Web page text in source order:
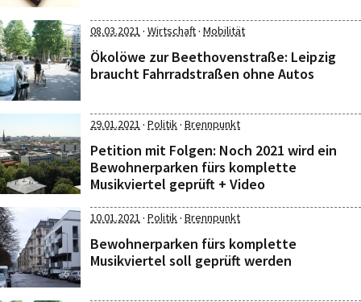
08.03.2021 · Wirtschaft· Mobilität
Ökolöwe zur Beethovenstraße: Leipzig
braucht Fahrradstraßen ohne Autos
29.01.2021 · Politik· Brennpunkt
Petition mit Folgen: Noch 2021 wird ein
Bewohnerparken fürs komplette
Musikviertel geprüft + Video
10.01.2021 · Politik· Brennpunkt
Bewohnerparken fürs komplette
Musikviertel soll geprüft werden